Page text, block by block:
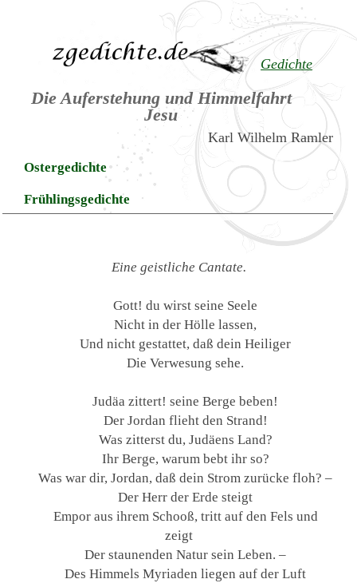
Gedichte
Die Auferstehung und Himmelfahrt
Jesu
Karl Wilhelm Ramler
Ostergedichte
Frühlingsgedichte
Eine geistliche Cantate.
Gott! du wirst seine Seele
Nicht in der Hölle lassen,
Und nicht gestattet, daß dein Heiliger
Die Verwesung sehe.
Judäa zittert! seine Berge beben!
Der Jordan flieht den Strand!
Was zitterst du, Judäens Land?
Ihr Berge, warum bebt ihr so?
Was war dir, Jordan, daß dein Strom zurücke floh? –
Der Herr der Erde steigt
Empor aus ihrem Schooß, tritt auf den Fels und
zeigt
Der staunenden Natur sein Leben. –
Des Himmels Myriaden liegen auf der Luft